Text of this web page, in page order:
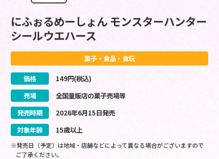
にふぉるめーしょん モンスターハンター
シールウエハース
菓子・食品・食玩
価格 149円(税込)
売場
全国量販店の菓子売場等
発売時期
2026年6月15日発売
対象年齢
15歳以上
※発売日（予定）は地域・店舗などによって異なる場合がございますので
ご了承ください。